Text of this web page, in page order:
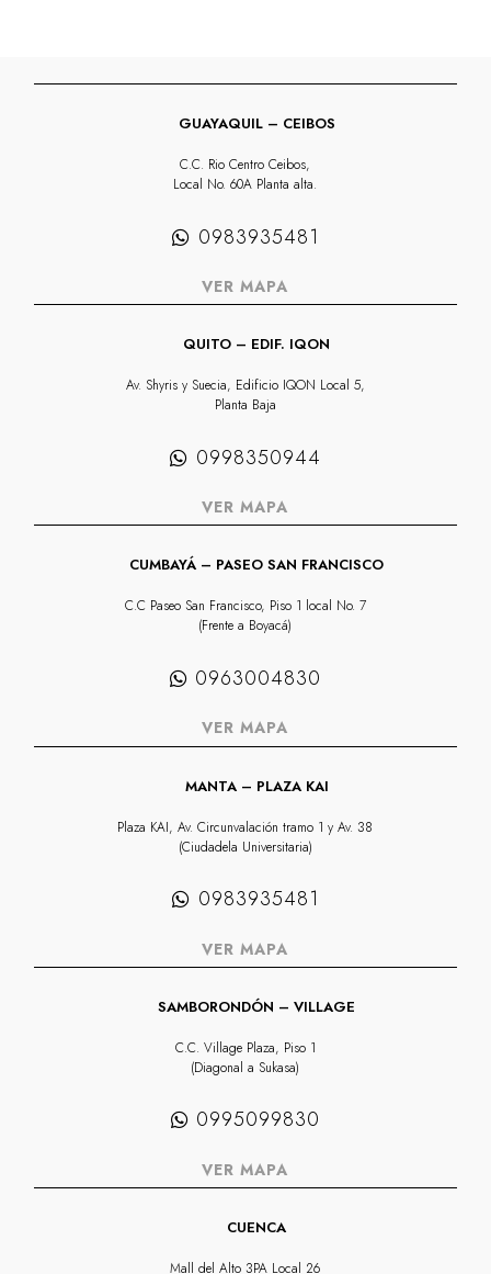
GUAYAQUIL – CEIBOS
C.C. Rio Centro Ceibos,
Local No. 60A Planta alta.
0983935481
VER MAPA
QUITO – EDIF. IQON
Av. Shyris y Suecia, Edificio IQON Local 5,
Planta Baja
0998350944
VER MAPA
CUMBAYÁ – PASEO SAN FRANCISCO
C.C Paseo San Francisco, Piso 1 local No. 7
(Frente a Boyacá)
0963004830
VER MAPA
MANTA – PLAZA KAI
Plaza KAI, Av. Circunvalación tramo 1 y Av. 38
(Ciudadela Universitaria)
0983935481
VER MAPA
SAMBORONDÓN – VILLAGE
C.C. Village Plaza, Piso 1
(Diagonal a Sukasa)
0995099830
VER MAPA
CUENCA
Mall del Alto 3PA Local 26